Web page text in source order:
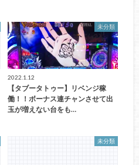
未分類
2022.1.12
【タブータトゥー】リベンジ稼
働！！ボーナス連チャンさせて出
玉が増えない台をも…
未分類